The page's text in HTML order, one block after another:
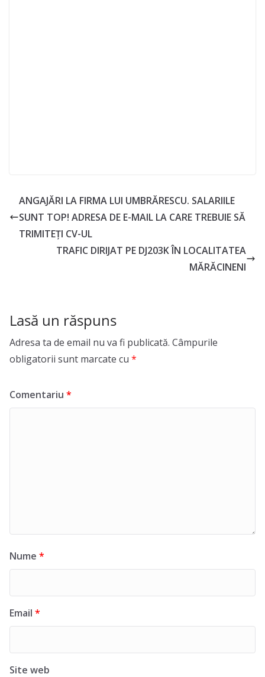
ANGAJĂRI LA FIRMA LUI UMBRĂRESCU. SALARIILE
SUNT TOP! ADRESA DE E-MAIL LA CARE TREBUIE SĂ
TRIMITEȚI CV-UL
TRAFIC DIRIJAT PE DJ203K ÎN LOCALITATEA
MĂRĂCINENI
Lasă un răspuns
Adresa ta de email nu va fi publicată. Câmpurile
obligatorii sunt marcate cu *
Comentariu *
Nume *
Email *
Site web